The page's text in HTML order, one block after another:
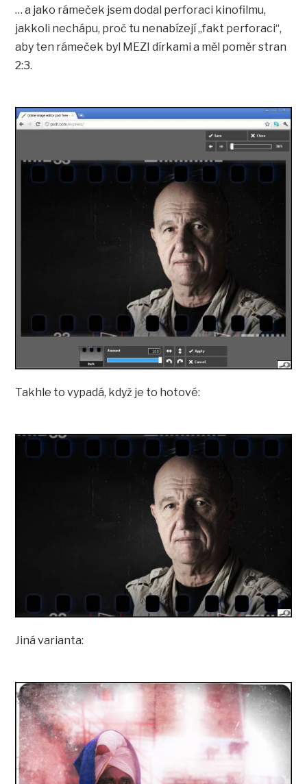
… a jako rámeček jsem dodal perforaci kinofilmu,
jakkoli nechápu, proč tu nenabízejí „fakt perforaci“,
aby ten rámeček byl MEZI dírkami a měl poměr stran
2:3.
Takhle to vypadá, když je to hotové:
Jiná varianta: